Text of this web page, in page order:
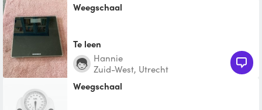
Weegschaal
Te leen
Hannie
Zuid-West, Utrecht
Weegschaal